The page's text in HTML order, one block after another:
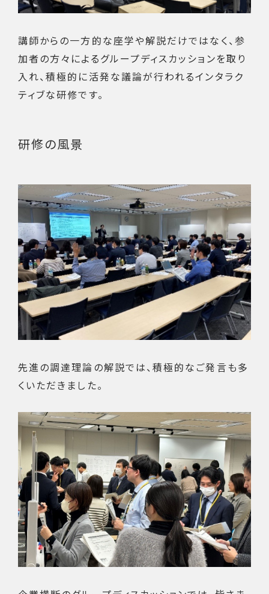
講師からの一方的な座学や解説だけではなく、参
加者の方々によるグループディスカッションを取り
入れ、積極的に活発な議論が行われるインタラク
ティブな研修です。
研修の風景
先進の調達理論の解説では、積極的なご発言も多
くいただきました。